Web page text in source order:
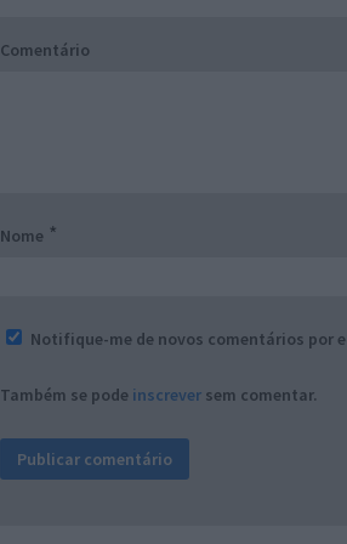
Comentário
Nome *
Notifique-me de novos comentários por
Também se pode inscrever sem comentar.